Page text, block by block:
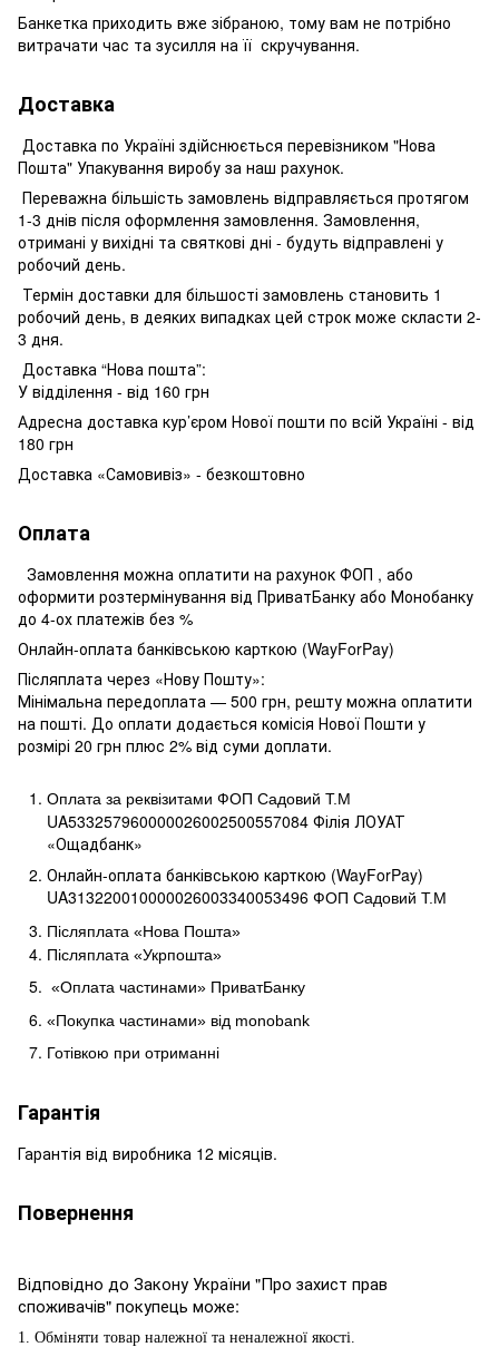
Банкетка приходить вже зібраною, тому вам не потрібно
витрачати час та зусилля на її скручування.
Доставка
Доставка по Україні здійснюється перевізником "Нова
Пошта" Упакування виробу за наш рахунок.
Переважна більшість замовлень відправляється протягом
1-3 днів після оформлення замовлення. Замовлення,
отримані у вихідні та святкові дні - будуть відправлені у
робочий день.
Термін доставки для більшості замовлень становить 1
робочий день, в деяких випадках цей строк може скласти 2-
3 дня.
Доставка “Нова пошта”:
У відділення - від 160 грн
Адресна доставка кур’єром Нової пошти по всій Україні - від
180 грн
Доставка «Самовивіз» - безкоштовно
Оплата
Замовлення можна оплатити на рахунок ФОП , або
оформити розтермінування від ПриватБанку або Монобанку
до 4-ох платежів без %
Онлайн-оплата банківською карткою (WayForPay)
Післяплата через «Нову Пошту»:
Мінімальна передоплата — 500 грн, решту можна оплатити
на пошті. До оплати додається комісія Нової Пошти у
розмірі 20 грн плюс 2% від суми доплати.
Оплата за реквізитами ФОП Садовий Т.М
UA533257960000026002500557084 Філія ЛОУАТ
«Ощадбанк»
Онлайн-оплата банківською карткою (WayForPay)
UA313220010000026003340053496 ФОП Садовий Т.М
Післяплата «Нова Пошта»
Післяплата «Укрпошта»
«Оплата частинами» ПриватБанку
«Покупка частинами» від monobank
Готівкою при отриманні
Гарантія
Гарантія від виробника 12 місяців.
Повернення
Відповідно до Закону України "Про захист прав
споживачів" покупець може:
1. Обміняти товар належної та неналежної якості.